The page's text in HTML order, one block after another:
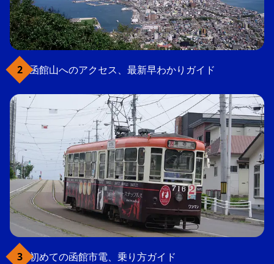
函館山へのアクセス、最新早わかりガイド
初めての函館市電、乗り方ガイド